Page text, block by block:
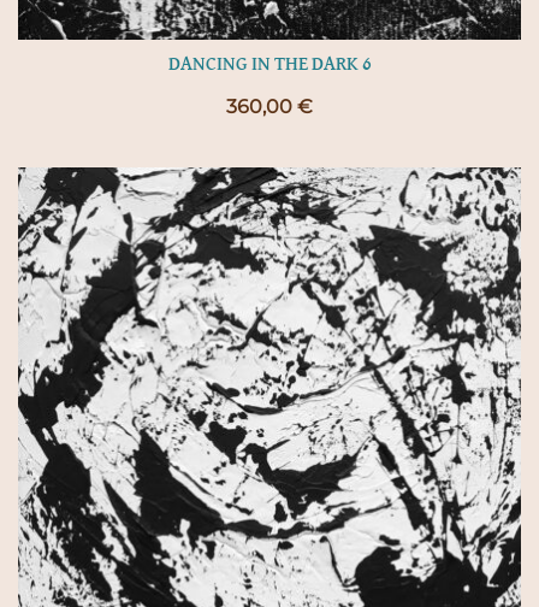
DANCING IN THE DARK 6
360,00 €